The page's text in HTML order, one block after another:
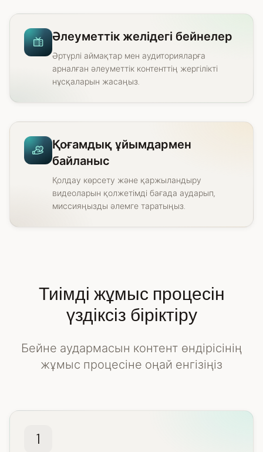
Әлеуметтік желідегі бейнелер
Әртүрлі аймақтар мен аудиторияларға
арналған әлеуметтік контенттің жергілікті
нұсқаларын жасаңыз.
Қоғамдық ұйымдармен
байланыс
Қолдау көрсету және қаржыландыру
видеоларын қолжетімді бағада аударып,
миссияңызды әлемге таратыңыз.
Тиімді жұмыс процесін
үздіксіз біріктіру
Бейне аудармасын контент өндірісінің
жұмыс процесіне оңай енгізіңіз
1